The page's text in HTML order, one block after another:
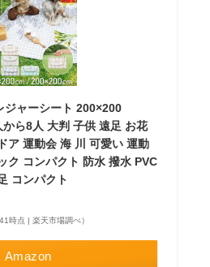
ジャーシート 200×200
ら8人 大判 子供 遠足 お花
ア 運動会 海 川 可愛い 運動
ク コンパクト 防水 撥水 PVC
コンパクト
時点 | 楽天市場調べ）
Amazon